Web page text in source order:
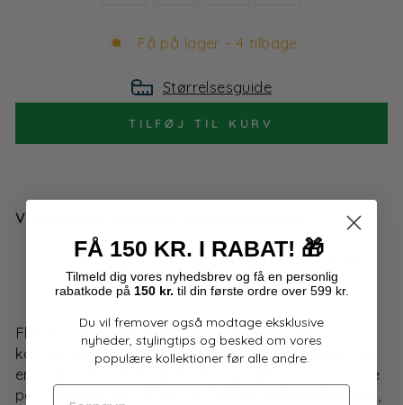
Få på lager - 4 tilbage
Størrelsesguide
TILFØJ TIL KURV
Vi begynder at pakke igen på mandag!
Fri fragt i Danmark ved køb over 500 kr.
4,9 på Trustpilot
Flotte bukser med lommer i siderne og en
komfortabel linning. De har et ensfarvet design og
en skøn, elastisk kvalitet, der gør dem rare at have
på. Bukserne er udført i en lækker viskoseblanding,
FÅ 150 KR. I RABAT! 🎁
Tilmeld dig voresnyhedsbrev og få en personlig
rabatkode på 150 kr. til din første ordre over 599 kr.
Du vil fremover også modtage eksklusive
nyheder, stylingtips og besked om vores
populære kollektioner før alle andre.
FORNAVN